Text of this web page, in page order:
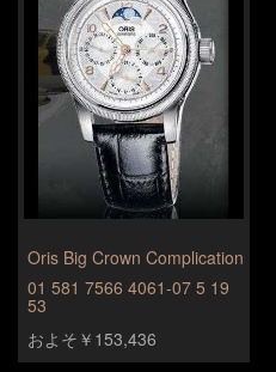
Oris Big Crown Complication
01 581 7566 4061-07 5 19
53
およそ￥153,436